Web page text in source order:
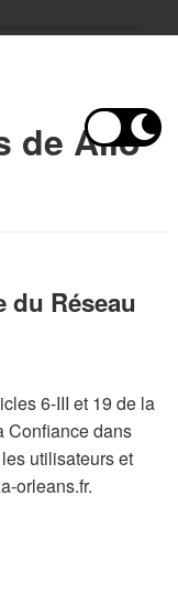
de Allo
du Réseau
6-III et 19 de la
Confiance dans
utilisateurs et
orleans.fr.